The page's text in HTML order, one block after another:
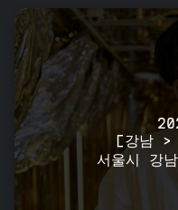
[강남
서울시 강